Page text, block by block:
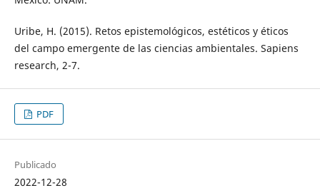
Uribe, H. (2015). Retos epistemológicos, estéticos y éticos
del campo emergente de las ciencias ambientales. Sapiens
research, 2-7.
PDF
Publicado
2022-12-28